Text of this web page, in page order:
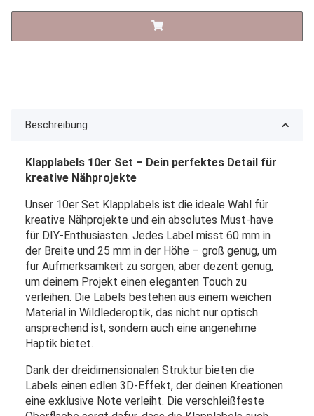
Beschreibung
Klapplabels 10er Set – Dein perfektes Detail für
kreative Nähprojekte
Unser 10er Set Klapplabels ist die ideale Wahl für
kreative Nähprojekte und ein absolutes Must-have
für DIY-Enthusiasten. Jedes Label misst 60 mm in
der Breite und 25 mm in der Höhe – groß genug, um
für Aufmerksamkeit zu sorgen, aber dezent genug,
um deinem Projekt einen eleganten Touch zu
verleihen. Die Labels bestehen aus einem weichen
Material in Wildlederoptik, das nicht nur optisch
ansprechend ist, sondern auch eine angenehme
Haptik bietet.
Dank der dreidimensionalen Struktur bieten die
Labels einen edlen 3D-Effekt, der deinen Kreationen
eine exklusive Note verleiht. Die verschleißfeste